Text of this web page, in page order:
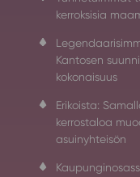
kerroksisia
Kantosen
kokonaisuus
Erikoista:
kerrostaloa
asuinyhteisön